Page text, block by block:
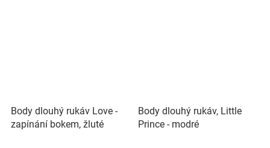
Body dlouhý rukáv Love -
zapínání bokem, žluté
Body dlouhý rukáv, Little
Prince - modré